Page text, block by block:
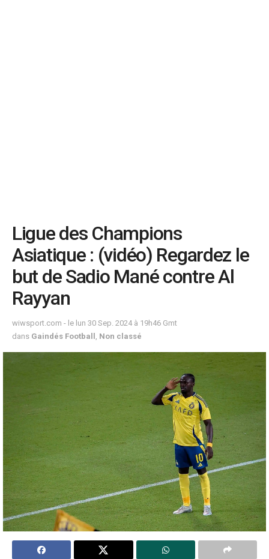
Ligue des Champions
Asiatique : (vidéo) Regardez le
but de Sadio Mané contre Al
Rayyan
wiwsport.com - le lun 30 Sep. 2024 à 19h46 Gmt
dans Gaindés Football Non classé